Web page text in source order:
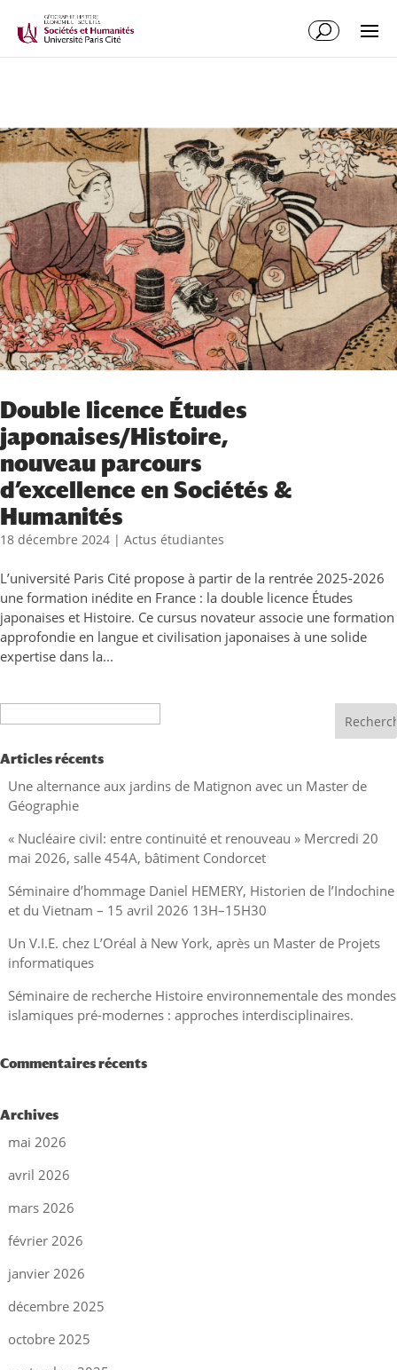
Double licence Études
japonaises/Histoire,
nouveau parcours
d’excellence en Sociétés &
Humanités
18 décembre 2024 | Actus étudiantes
L’université Paris Cité propose à partir de la rentrée 2025-2026
une formation inédite en France : la double licence Études
japonaises et Histoire. Ce cursus novateur associe une formation
approfondie en langue et civilisation japonaises à une solide
expertise dans la...
Articles récents
Une alternance aux jardins de Matignon avec un Master de
Géographie
« Nucléaire civil: entre continuité et renouveau » Mercredi 20
mai 2026, salle 454A, bâtiment Condorcet
Séminaire d’hommage Daniel HEMERY, Historien de l’Indochine
et du Vietnam – 15 avril 2026 13H–15H30
Un V.I.E. chez L’Oréal à New York, après un Master de Projets
informatiques
Séminaire de recherche Histoire environnementale des mondes
islamiques pré-modernes : approches interdisciplinaires.
Commentaires récents
Archives
mai 2026
avril 2026
mars 2026
février 2026
janvier 2026
décembre 2025
octobre 2025